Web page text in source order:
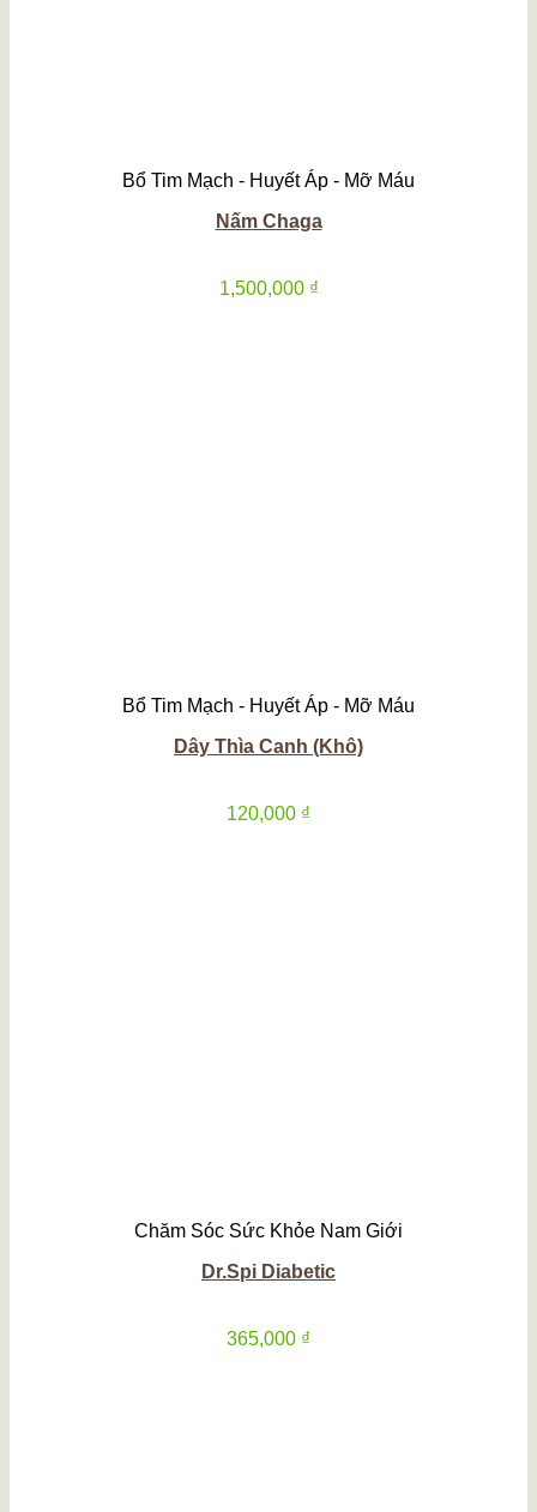
Bổ Tim Mạch - Huyết Áp - Mỡ Máu
Nấm Chaga
1,500,000 ₫
Bổ Tim Mạch - Huyết Áp - Mỡ Máu
Dây Thìa Canh (Khô)
120,000 ₫
Chăm Sóc Sức Khỏe Nam Giới
Dr.Spi Diabetic
365,000 ₫